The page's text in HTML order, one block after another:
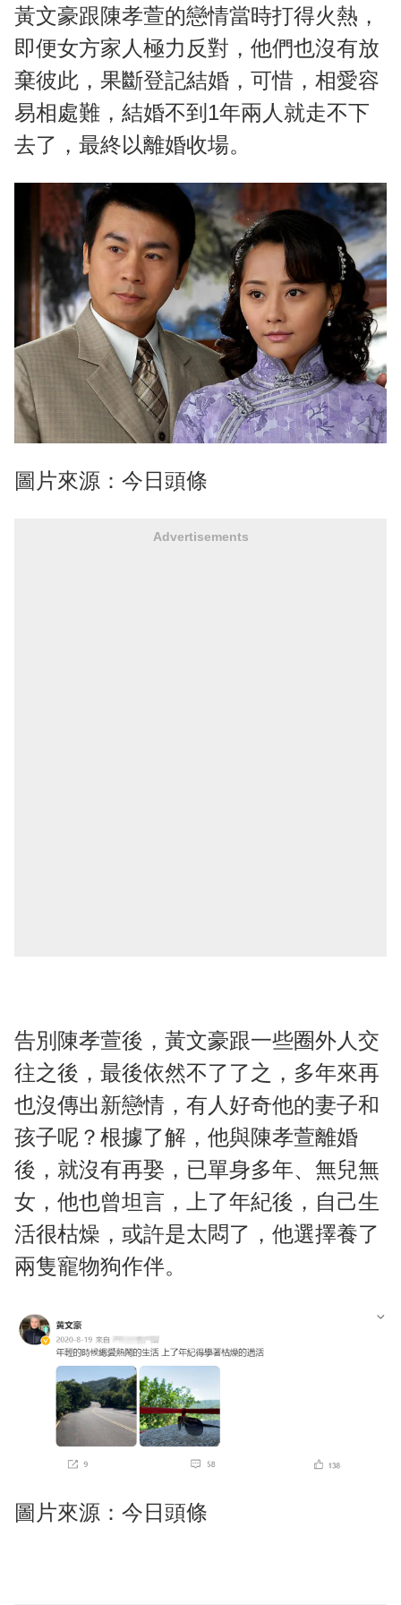
黃文豪跟陳孝萱的戀情當時打得火熱，
即便女方家人極力反對，他們也沒有放
棄彼此，果斷登記結婚，可惜，相愛容
易相處難，結婚不到1年兩人就走不下
去了，最終以離婚收場。
圖片來源：今日頭條
Advertisements
告別陳孝萱後，黃文豪跟一些圈外人交
往之後，最後依然不了了之，多年來再
也沒傳出新戀情，有人好奇他的妻子和
孩子呢？根據了解，他與陳孝萱離婚
後，就沒有再娶，已單身多年、無兒無
女，他也曾坦言，上了年紀後，自己生
活很枯燥，或許是太悶了，他選擇養了
兩隻寵物狗作伴。
圖片來源：今日頭條